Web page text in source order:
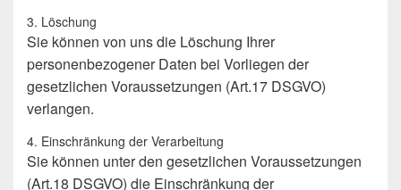
3. Löschung
Sie können von uns die Löschung Ihrer
personenbezogener Daten bei Vorliegen der
gesetzlichen Voraussetzungen (Art.17 DSGVO)
verlangen.
4. Einschränkung der Verarbeitung
Sie können unter den gesetzlichen Voraussetzungen
(Art.18 DSGVO) die Einschränkung der